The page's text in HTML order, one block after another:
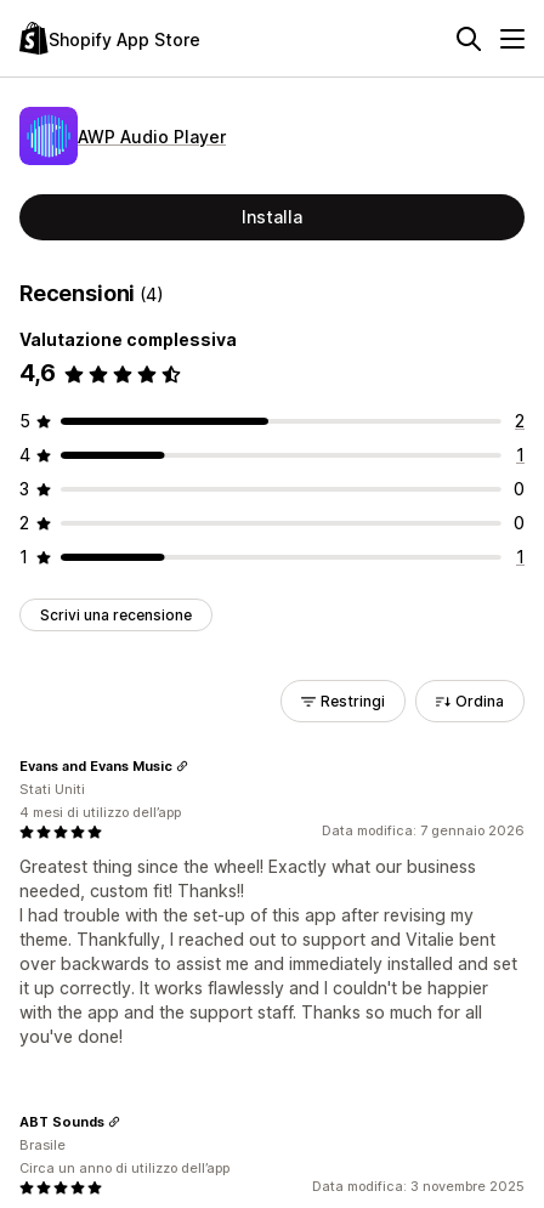
Shopify App Store
AWP Audio Player
Installa
Recensioni (4)
Valutazione complessiva
4,6
5
2
4
1
3
0
2
0
1
1
Scrivi una recensione
Restringi Ordina
Data modifica: 7 gennaio 2026
Greatest thing since the wheel! Exactly what our business
needed, custom fit! Thanks!!
I had trouble with the set-up of this app after revising my
theme. Thankfully, I reached out to support and Vitalie bent
over backwards to assist me and immediately installed and set
it up correctly. It works flawlessly and I couldn't be happier
with the app and the support staff. Thanks so much for all
you've done!
Evans and Evans Music
Stati Uniti
4 mesi di utilizzo dell’app
Data modifica: 3 novembre 2025
ABT Sounds
Brasile
Circa un anno di utilizzo dell’app